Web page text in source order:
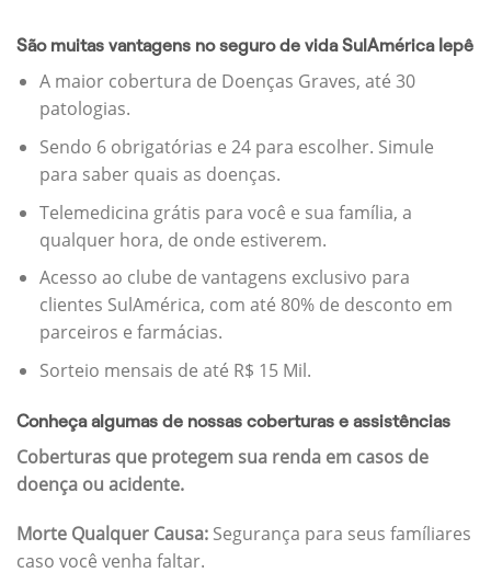
São muitas vantagens no seguro de vida SulAmérica Iepê
A maior cobertura de Doenças Graves, até 30
patologias.
Sendo 6 obrigatórias e 24 para escolher. Simule
para saber quais as doenças.
Telemedicina grátis para você e sua família, a
qualquer hora, de onde estiverem.
Acesso ao clube de vantagens exclusivo para
clientes SulAmérica, com até 80% de desconto em
parceiros e farmácias.
Sorteio mensais de até R$ 15 Mil.
Conheça algumas de nossas coberturas e assistências
Coberturas que protegem sua renda em casos de
doença ou acidente.
Morte Qualquer Causa: Segurança para seus famíliares
caso você venha faltar.